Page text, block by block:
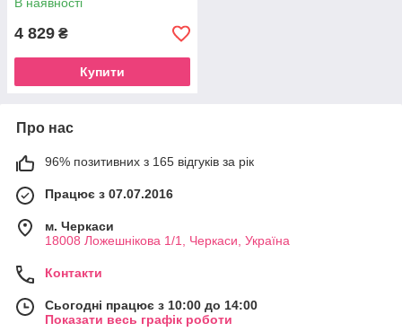
В наявності
4 829 ₴
Купити
Про нас
96% позитивних з 165 відгуків за рік
Працює з 07.07.2016
м. Черкаси
18008 Ложешнікова 1/1, Черкаси, Україна
Контакти
Сьогодні працює з 10:00 до 14:00
Показати весь графік роботи